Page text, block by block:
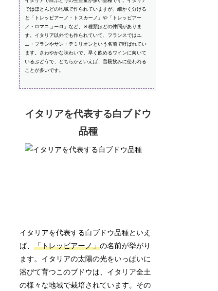
ではほとんどの地域で作られていますが、細かく分ける
と「トレッビアーノ・トスカーノ」や「トレッビアー
ノ・ロマニョーロ」など、８種類ほどの仲間がありま
す。イタリア以外でも作られていて、フランスではユ
ニ・ブランやサン・テミリオンという名前で呼ばれてい
ます。さわやかな味わいで、早く飲めるワインに向いて
いるぶどうで、どちらかといえば、普段飲みに使われる
ことが多いです。
イタリアを代表する白ブドウ
品種
イタリアを代表する白ブドウ品種といえ
ば、「トレッビアーノ」の名前が挙がり
ます。イタリアの太陽の光をいっぱいに
浴びて育つこのブドウは、イタリア全土
の様々な地域で栽培されています。その